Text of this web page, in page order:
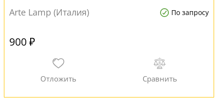
Arte Lamp (Италия) По запросу
900 ₽